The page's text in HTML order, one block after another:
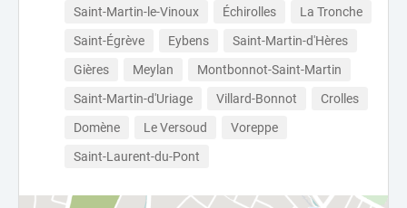
Saint-Martin-le-Vinoux
Échirolles
La Tronche
Saint-Égrève
Eybens
Saint-Martin-d'Hères
Gières
Meylan
Montbonnot-Saint-Martin
Saint-Martin-d'Uriage
Villard-Bonnot
Crolles
Domène
Le Versoud
Voreppe
Saint-Laurent-du-Pont